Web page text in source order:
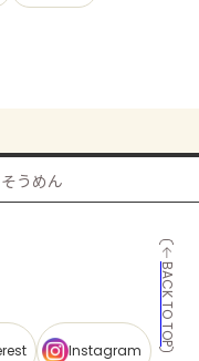
うめん
BACK TO TOP
Instagram